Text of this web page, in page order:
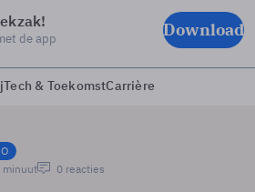
de app Download
Tech & ToekomstCarrière
minuut 0 reacties